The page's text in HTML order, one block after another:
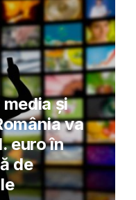
și
va
euro în
de